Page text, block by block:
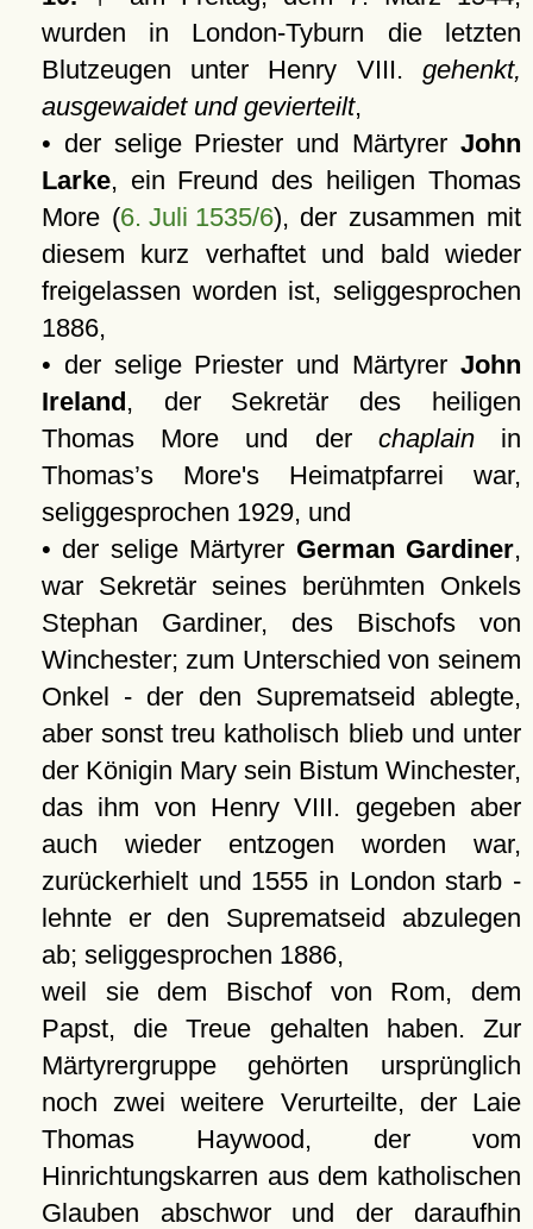
wurden in London-Tyburn die letzten
Blutzeugen unter Henry VIII. gehenkt,
ausgewaidet und gevierteilt,
• der selige Priester und Märtyrer John
Larke, ein Freund des heiligen Thomas
More (6. Juli 1535/6), der zusammen mit
diesem kurz verhaftet und bald wieder
freigelassen worden ist, seliggesprochen
1886,
• der selige Priester und Märtyrer John
Ireland, der Sekretär des heiligen
Thomas More und der chaplainin
Thomas’s More's Heimatpfarrei war,
seliggesprochen 1929, und
• der selige Märtyrer German Gardiner,
war Sekretär seines berühmten Onkels
Stephan Gardiner, des Bischofs von
Winchester; zum Unterschied von seinem
Onkel - der den Suprematseid ablegte,
aber sonst treu katholisch blieb und unter
der Königin Mary sein Bistum Winchester,
das ihm von Henry VIII. gegeben aber
auch wieder entzogen worden war,
zurückerhielt und 1555 in London starb -
lehnte er den Suprematseid abzulegen
ab; seliggesprochen 1886,
weil sie dem Bischof von Rom, dem
Papst, die Treue gehalten haben. Zur
Märtyrergruppe gehörten ursprünglich
noch zwei weitere Verurteilte, der Laie
Thomas Haywood, der vom
Hinrichtungskarren aus dem katholischen
Glauben abschwor und der daraufhin